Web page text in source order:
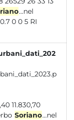
...nel
0 0 5 RI
11.830,70
476,6 Viterbo Soriano...nel